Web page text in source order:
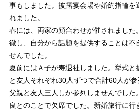
事もしました。披露宴会場や婚約指輪を
れました。
春には、両家の顔合わせが催されました
徹し、自分から話題を提供することは不
せんでした。
夏前にはＡ子が寿退社しました。挙式
と友人それぞれ30人ずつで合計60人が
父親と友人三人しか参列しませんでした
良とのことで欠席でした。新婚旅行に